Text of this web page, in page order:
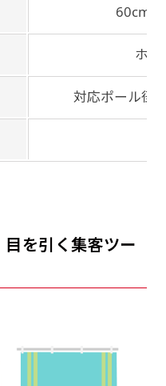
60cm
ホワ
対応ポール径
を引く集客ツー